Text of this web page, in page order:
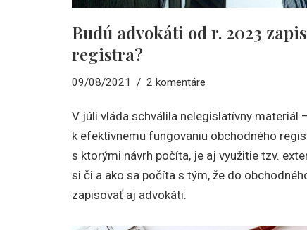
Budú advokáti od r. 2023
registra?
09/08/2021 2 komentáre
V júli vláda schválila nelegislatívny materiál
k efektívnemu fungovaniu obchodného
s ktorými návrh počíta, je aj využitie tzv.
si či a ako sa počíta s tým, že do
zapisovať aj advokáti.